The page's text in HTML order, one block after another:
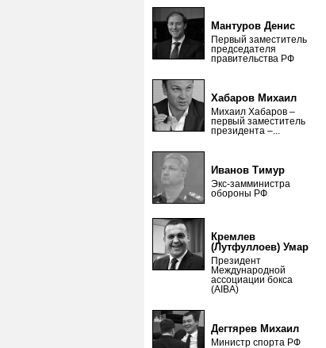
Мантуров Денис
Первый заместитель
председателя
правительства РФ
Хабаров Михаил
Михаил Хабаров –
первый заместитель
президента –...
Иванов Тимур
Экс-замминистра
обороны РФ
Кремлев
(Лутфуллоев) Умар
Президент
Международной
ассоциации бокса
(AIBA)
Дегтярев Михаил
Министр спорта РФ